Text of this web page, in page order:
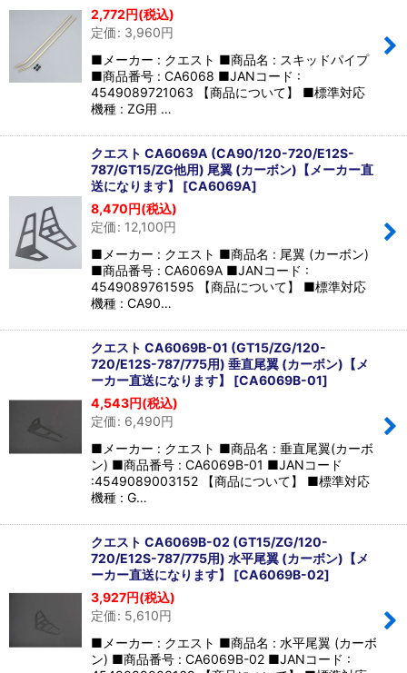
2,772円(税込)
定価: 3,960円
■メーカー : クエスト ■商品名 : スキッドパイプ
■商品番号 : CA6068 ■JANコード :
4549089721063 【商品について】 ■標準対応
機種 : ZG用 …
クエスト CA6069A (CA90/120-720/E12S-
787/GT15/ZG他用) 尾翼 (カーボン)【メーカー直
送になります】 [CA6069A]
8,470円(税込)
定価: 12,100円
■メーカー : クエスト ■商品名 : 尾翼 (カーボン)
■商品番号 : CA6069A ■JANコード :
4549089761595 【商品について】 ■標準対応
機種 : CA90…
クエスト CA6069B-01 (GT15/ZG/120-
720/E12S-787/775用) 垂直尾翼 (カーボン)【メ
ーカー直送になります】 [CA6069B-01]
4,543円(税込)
定価: 6,490円
■メーカー : クエスト ■商品名 : 垂直尾翼(カーボ
ン) ■商品番号 : CA6069B-01 ■JANコード
:4549089003152 【商品について】 ■標準対応
機種 : G…
クエスト CA6069B-02 (GT15/ZG/120-
720/E12S-787/775用) 水平尾翼 (カーボン)【メ
ーカー直送になります】 [CA6069B-02]
3,927円(税込)
定価: 5,610円
■メーカー : クエスト ■商品名 : 水平尾翼 (カーボ
ン) ■商品番号 : CA6069B-02 ■JANコード :